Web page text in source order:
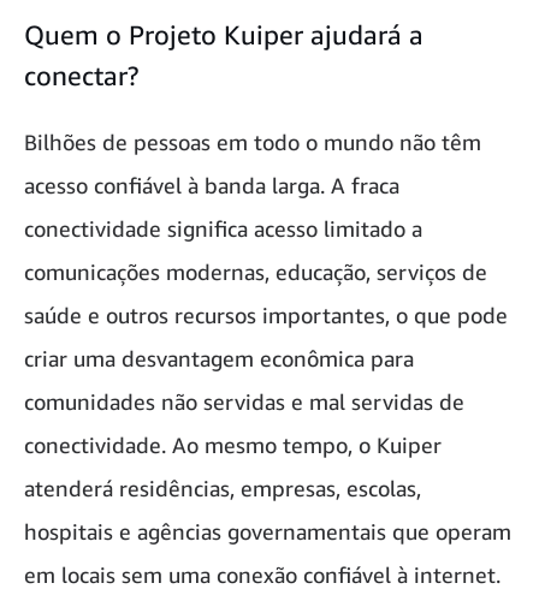
Quem o Projeto Kuiper ajudará a
conectar?
Bilhões de pessoas em todo o mundo não têm
acesso confiável à banda larga. A fraca
conectividade significa acesso limitado a
comunicações modernas, educação, serviços de
saúde e outros recursos importantes, o que pode
criar uma desvantagem econômica para
comunidades não servidas e mal servidas de
conectividade. Ao mesmo tempo, o Kuiper
atenderá residências, empresas, escolas,
hospitais e agências governamentais que operam
em locais sem uma conexão confiável à internet.